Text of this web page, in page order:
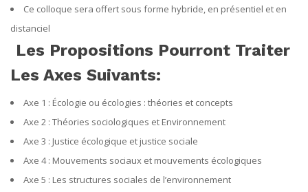
Ce colloque sera offert sous forme hybride, en présentiel et en
distanciel
Les Propositions Pourront Traiter
Les Axes Suivants:
Axe 1 : Écologie ou écologies : théories et concepts
Axe 2 : Théories sociologiques et Environnement
Axe 3 : Justice écologique et justice sociale
Axe 4 : Mouvements sociaux et mouvements écologiques
Axe 5 : Les structures sociales de l’environnement